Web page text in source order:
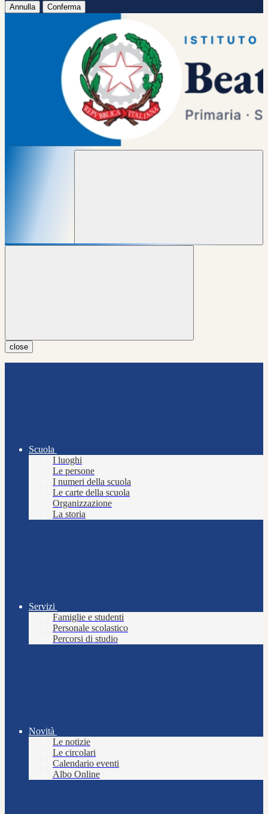
Annulla Conferma
close
Scuola
I luoghi
Le persone
I numeri della scuola
Le carte della scuola
Organizzazione
La storia
Servizi
Famiglie e studenti
Personale scolastico
Percorsi di studio
Novità
Le notizie
Le circolari
Calendario eventi
Albo Online